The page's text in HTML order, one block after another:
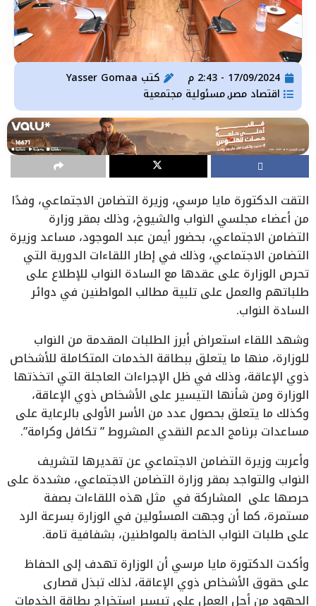
17/09/2024 - 2:43 م كتب
اقتصاد مصر,مسئولية مجتمعية
التقت الدكتورة مايا مرسي، وزيرة التضامن الاجتماعي، وفدًا
من أعضاء مجلسي النواب والشيوخ، وذلك بمقر وزارة
التضامن الاجتماعي، بحضور أيمن عبد الموجود، مساعد وزيرة
التضامن الاجتماعي، وذلك في إطار اللقاءات الدورية التي
تحرص الوزارة على عقدها مع السادة النواب للإطلاع على
طلباتهم والعمل على تلبية مطالب المواطنين في دوائر
السادة النواب.
وشهد اللقاء استعراض أبرز الطلبات المقدمة من النواب
للوزارة، منها ما يتعلق ببطاقة الخدمات المتكاملة للأشخاص
ذوي الإعاقة، وذلك في ظل الإجراءات العاجلة التي اتخذتها
الوزارة ومن شأنها التيسير على الأشخاص ذوي الإعاقة،
وكذلك ما يتعلق بحصول عدد من الأسر الأولى بالرعاية على
مساعدات برنامج الدعم النقدي المشروط ” تكافل وكرامة”.
وأعربت وزيرة التضامن الاجتماعي عن تقديرها لتشريف
النواب والتواجد بمقر وزارة التضامن الاجتماعي، مشددة على
حرصها على المشاركة في مثل هذه اللقاءات بصفة
مستمرة، كما أن وجهت المسئولين في الوزارة بسرعة الرد
على طلبات النواب الخاصة بالمواطنين، بشفافية تامة.
وأكدت الدكتورة مايا مرسي أن الوزارة تهدف إلى الحفاظ
على حقوق الأشخاص ذوي الإعاقة، لذلك تبذل قصارى
الجهود من أجل العمل على تيسير استخراج بطاقة الخدمات